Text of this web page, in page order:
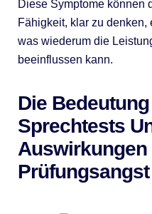
Diese Symptome können
Fähigkeit, klar zu
was wiederum die
beeinflussen kann.
Die
Sprechtests
Auswirkungen
Prüfungsangst